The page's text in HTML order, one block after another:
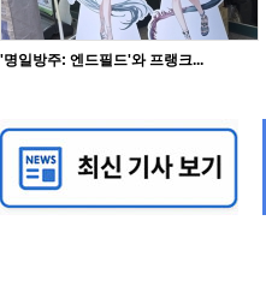
'명일방주: 엔드필드'와 프랭크...